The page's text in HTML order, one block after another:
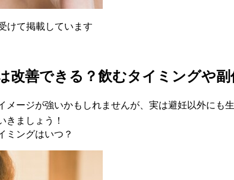
けて掲載しています
改善できる？飲むタイミングや副
メージが強いかもしれませんが、実は避妊以外に
きましょう！
ミングはいつ？